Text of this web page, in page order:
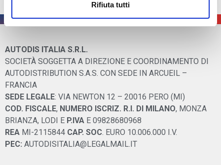
Rifiuta tutti
AUTODIS ITALIA S.R.L.
SOCIETÀ SOGGETTA A DIREZIONE E COORDINAMENTO DI
AUTODISTRIBUTION S.A.S. CON SEDE IN ARCUEIL –
FRANCIA
SEDE LEGALE: VIA NEWTON 12 – 20016 PERO (MI)
COD. FISCALE, NUMERO ISCRIZ. R.I. DI MILANO, MONZA
BRIANZA, LODI E P.IVA E 09828680968
REA MI-2115844 CAP. SOC . EURO 10.006.000 I.V.
PEC: AUTODISITALIA@LEGALMAIL.IT